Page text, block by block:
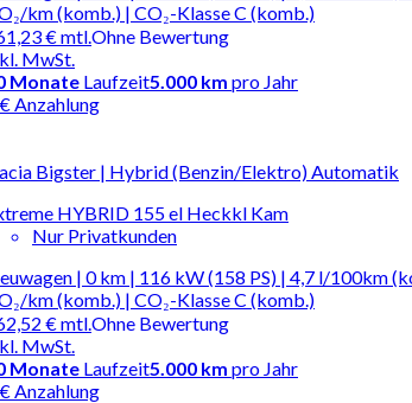
km (komb.) | CO₂-Klasse C (komb.)
€mtl.
MwSt.
Ohne Bewertung
Monate Laufzeit5.000 km pro Jahr
Anzahlung
Bigster | Hybrid (Benzin/Elektro) Automatik
HYBRID 155 el Heckkl Kam
Nur Privatkunden
| 0 km | 116 kW (158 PS) | 4,7 l/100km
km (komb.) | CO₂-Klasse C (komb.)
€mtl.
MwSt.
Ohne Bewertung
Monate Laufzeit5.000 km pro Jahr
Anzahlung